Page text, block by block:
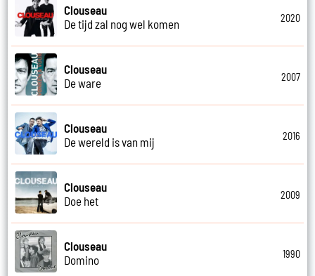
Clouseau
De tijd zal nog wel komen
2020
Clouseau
De ware
2007
Clouseau
De wereld is van mij
2016
Clouseau
Doe het
2009
Clouseau
Domino
1990